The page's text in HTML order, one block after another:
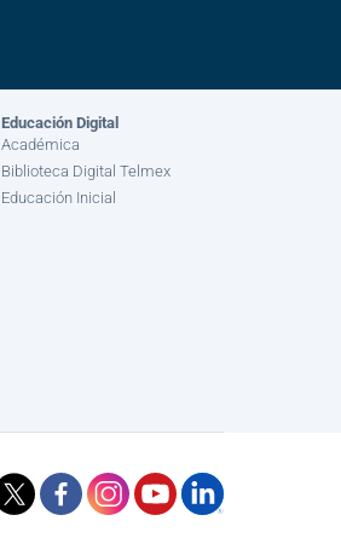
Educación Digital
Académica
Biblioteca Digital Telmex
Educación Inicial